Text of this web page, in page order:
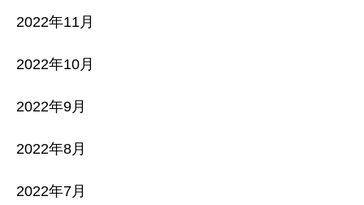
2022年11月
2022年10月
2022年9月
2022年8月
2022年7月